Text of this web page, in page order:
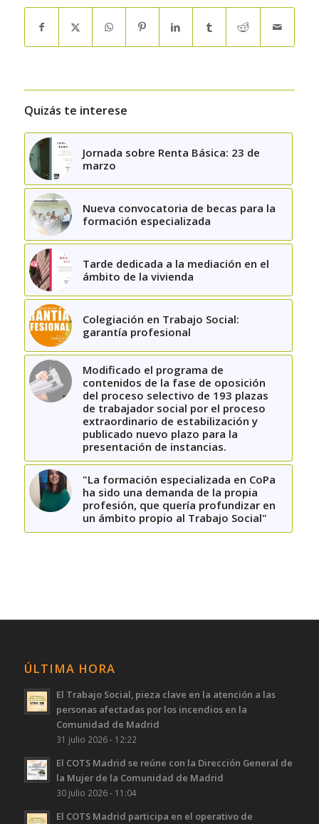
Quizás te interese
Jornada sobre Renta Básica: 23 de
marzo
Nueva convocatoria de becas para la
formación especializada
Tarde dedicada a la mediación en el
ámbito de la vivienda
Colegiación en Trabajo Social:
garantía profesional
Modificado el programa de
contenidos de la fase de oposición
del proceso selectivo de 193 plazas
de trabajador social por el proceso
extraordinario de estabilización y
publicado nuevo plazo para la
presentación de instancias.
"La formación especializada en CoPa
ha sido una demanda de la propia
profesión, que quería profundizar en
un ámbito propio al Trabajo Social"
ÚLTIMA HORA
El Trabajo Social, pieza clave en la atención a las
personas afectadas por los incendios en la
Comunidad de Madrid
31 julio 2026 - 12:22
El COTS Madrid se reúne con la Dirección General de
la Mujer de la Comunidad de Madrid
30 julio 2026 - 11:04
El COTS Madrid participa en el operativo de